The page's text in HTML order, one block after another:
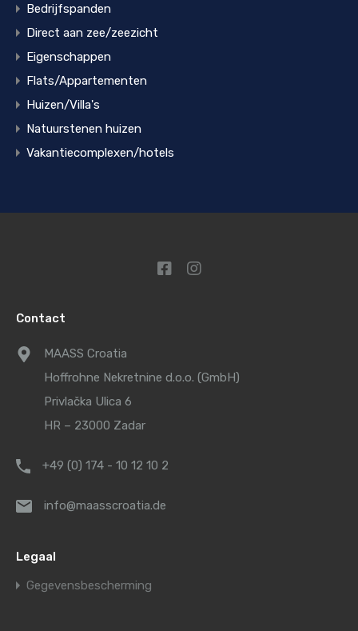
Bedrijfspanden
Direct aan zee/zeezicht
Eigenschappen
Flats/Appartementen
Huizen/Villa's
Natuurstenen huizen
Vakantiecomplexen/hotels
Contact
MAASS Croatia
Hoffrohne Nekretnine d.o.o. (GmbH)
Privlačka Ulica 6
HR – 23000 Zadar
+49 (0) 174 - 10 12 10 2
info@maasscroatia.de
Legaal
Gegevensbescherming